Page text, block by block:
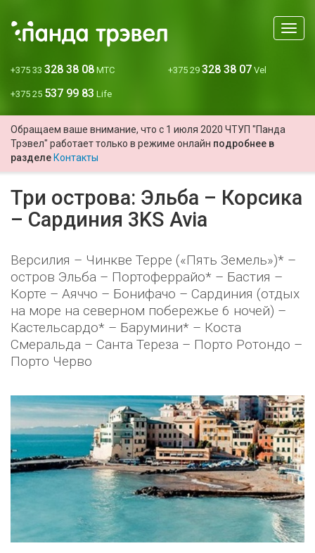
Меню
+375 33 328 38 08 МТС +375 29 328 38 07 Vel
+375 25 537 99 83 Life
Обращаем ваше внимание, что с 1 июля 2020 ЧТУП "Панда
Трэвел" работает только в режиме онлайн подробнее в
разделе Контакты
Три острова: Эльба – Корсика
– Сардиния 3KS Avia
Версилия – Чинкве Терре («Пять Земель»)* –
остров Эльба – Портоферрайо* – Бастия –
Корте – Аяччо – Бонифачо – Сардиния (отдых
на море на северном побережье 6 ночей) –
Кастельсардо* – Барумини* – Коста
Смеральда – Санта Тереза – Порто Ротондо –
Порто Черво